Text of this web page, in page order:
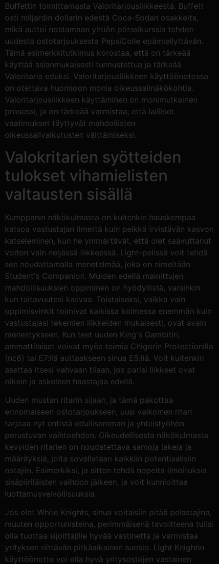
Buffettin toimittamasta Valoritarjousliikkeestä. Buffett
osti miljardin dollarin edestä Coca-Sodan osakkeita,
mikä auttoi nostamaan yhtiön pörssikurssia tehden
uudesta ostotarjouksesta PepsiColle epämiellyttävän.
Tämä esimerkkitutkimus korostaa, että on tärkeää
käyttää asianmukaisesti tunnustettua ja tärkeää
Valoritaria eduksi. Valoritarjousliikkeen käyttöönotossa
on otettava huomioon monia oikeussalinäkökohtia.
Valoritarjousliikkeen käyttäminen on monimutkainen
prosessi, ja on tärkeää varmistaa, että lailliset
vaatimukset täyttyvät mahdollisten
oikeussalivaikutusten välttämiseksi.
Valokritarien syötteiden
tulokset vihamielisten
valtausten sisällä
Kumppanin näkökulmasta on kuitenkin hauskempaa
katsoa vastustajan ilmettä kuin pelkkä irvistävän kasvon
katseleminen, kun he ymmärtävät, että olet saavuttanut
voiton vain neljässä liikkeessä. Light-pelissä voit tehdä
sen noudattamalla menetelmää, joka on nimeltään
Student's Companion. Muiden edellä mainittujen
mahdollisuuksien oppiminen on hyödyllistä, varsinkin
kun taitavuutesi kasvaa. Toistaiseksi, vaikka vain
oppimisvinkit toimivat kaikissa kolmessa enemmän kuin
vastustajasi tekemien liikkeiden mukaisesti, ovat avain
menestykseen. Kun teet uuden King's Gambitin,
ammattilaiset voivat myös toimia Chigorin Protectionilla
(nc6) tai E7:llä auttaakseen sinua E5:llä. Voit kuitenkin
asettaa itsesi vahvaan tilaan, jos parisi liikkeet ovat
oikein ja askeleen haastajaa edellä.
Uuden mustan ritarin sijaan, ja tämä pakottaa
erinomaiseen ostotarjoukseen, uusi valkoinen ritari
tarjoaa nyt entistä edullisemman ja yhteistyöhön
perustuvan vaihtoehdon. Oikeudellisesta näkökulmasta
kevyiden ritarien on noudatettava samoja lakeja ja
määräyksiä, joita sovelletaan kaikkiin potentiaalisiin
ostajiin. Esimerkiksi, ja sitten tehdä nopeita ilmoituksia
sisäpiiriläisten vaihdon jälkeen, ja voit kunnioittaa
luottamusvelvollisuuksia.
Jos olet White Knights, sinua voitaisiin pitää pelastajina,
muuten opportunisteina, perimmäisenä tavoitteena tulisi
olla tuottaa sijoittajille hyvää vastinetta ja varmistaa
yrityksen riittävän pitkäaikainen suosio. Light Knightin
käyttöönotto voi olla hyvä yritysostojen vastainen